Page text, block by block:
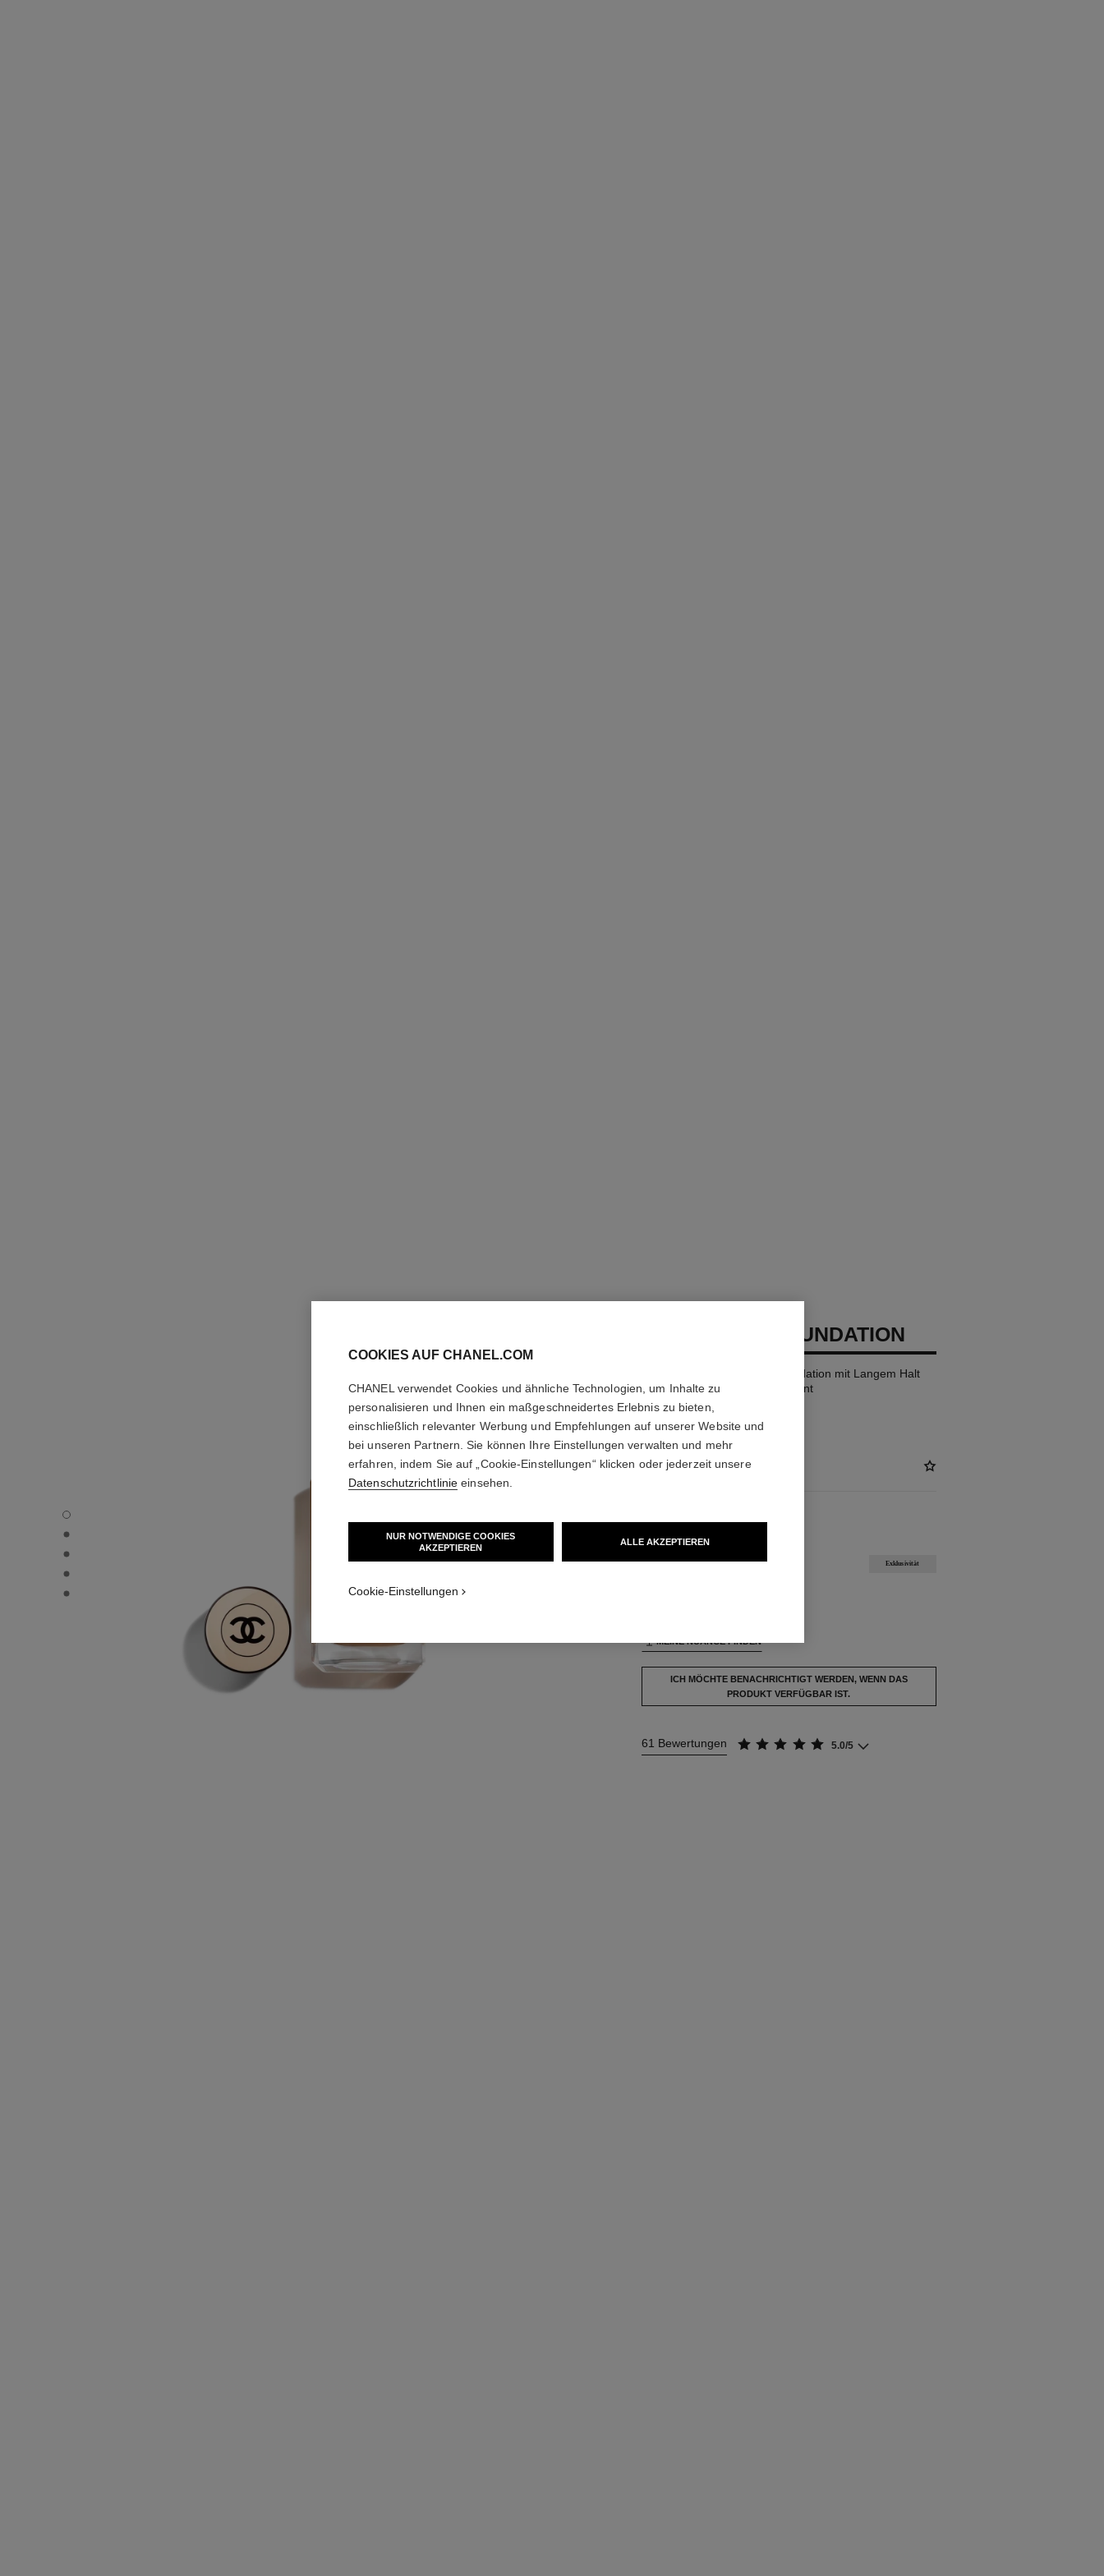
LES BEIGES FOUNDATION - Standardansicht
LES BEIGES FOUNDATION - Alternative Ansicht 1
LES BEIGES FOUNDATION - Ansicht der grundlegenden Textur
LES BEIGES FOUNDATION - product.packShot.APPLICATION_VISUAL_1
LES BEIGES FOUNDATION - product.packShot.APPLICATION_VISUAL_2
LES BEIGES FOUNDATION
Feuchtigkeitsspendende Foundation mit Langem Halt
für einen Natürlich Frischen Teint
Weitere Details
Ref. 184772
62 €
42 NUANCEN VERFÜGBAR
BR122 Exklusivität
MEINE NUANCE FINDEN
ICH MÖCHTE BENACHRICHTIGT WERDEN, WENN DAS
PRODUKT VERFÜGBAR IST.
61 Bewertungen 5.0/5
COOKIES AUF CHANEL.COM
CHANEL verwendet Cookies und ähnliche Technologien, um Inhalte zu
personalisieren und Ihnen ein maßgeschneidertes Erlebnis zu bieten,
einschließlich relevanter Werbung und Empfehlungen auf unserer Website und
bei unseren Partnern. Sie können Ihre Einstellungen verwalten und mehr
erfahren, indem Sie auf „Cookie-Einstellungen“ klicken oder jederzeit unsere
Datenschutzrichtlinie einsehen.
NUR NOTWENDIGE COOKIES
AKZEPTIEREN
ALLE AKZEPTIEREN
Cookie-Einstellungen